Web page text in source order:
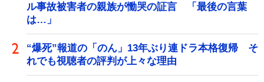
ル事故被害者の親族が慟哭の証言 「最後の言葉
は…」
“爆死”報道の「のん」13年ぶり連ドラ本格復帰 そ
れでも視聴者の評判が上々な理由